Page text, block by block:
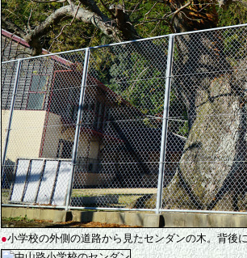
●小学校の外側の道路から見たセンダンの木。背後